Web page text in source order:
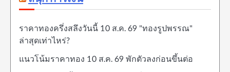
ราคาทองครึ่งสลึงวันนี้ 10 ส.ค. 69 "ทองรูปพรรณ"
ล่าสุดเท่าไหร่?
แนวโน้มราคาทอง 10 ส.ค. 69 พักตัวลงก่อนขึ้นต่อ